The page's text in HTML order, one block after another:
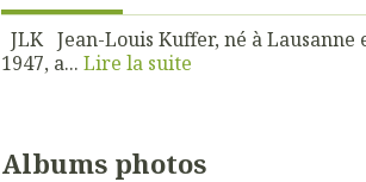
JLK Jean-Louis Kuffer, né à Lausanne
1947, a... Lire la suite
Albums photos